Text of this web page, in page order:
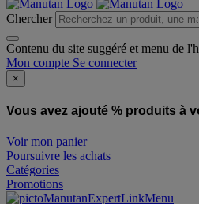
Chercher
Contenu du site suggéré et menu de
Mon compte Se connecter
×
Vous avez ajouté % produits à
Voir mon panier
Poursuivre les achats
Catégories
Promotions